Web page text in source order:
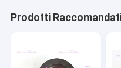
Prodotti